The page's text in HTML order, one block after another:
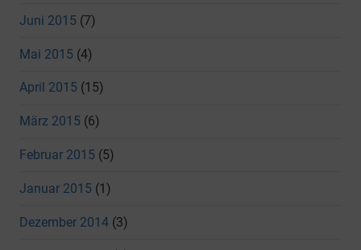
Juni 2015 (7)
Mai 2015 (4)
April 2015 (15)
März 2015 (6)
Februar 2015 (5)
Januar 2015 (1)
Dezember 2014 (3)